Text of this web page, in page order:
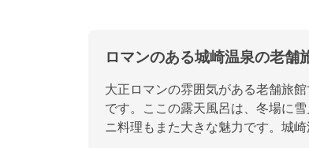
ロマンのある城崎温泉の老舗
大正ロマンの雰囲気がある老舗旅
です。ここの露天風呂は、冬場に
ニ料理もまた大きな魅力です。城